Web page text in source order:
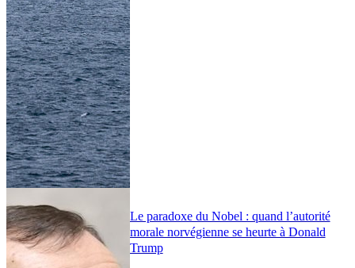
Le paradoxe du Nobel : quand l’autorité
morale norvégienne se heurte à Donald
Trump